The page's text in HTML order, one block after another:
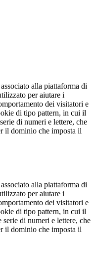
alla piattaforma di
per aiutare i
dei visitatori e
di tipo pattern, in cui il
di numeri e lettere, che
il dominio che imposta il
alla piattaforma di
per aiutare i
dei visitatori e
di tipo pattern, in cui il
serie di numeri e lettere, che
il dominio che imposta il